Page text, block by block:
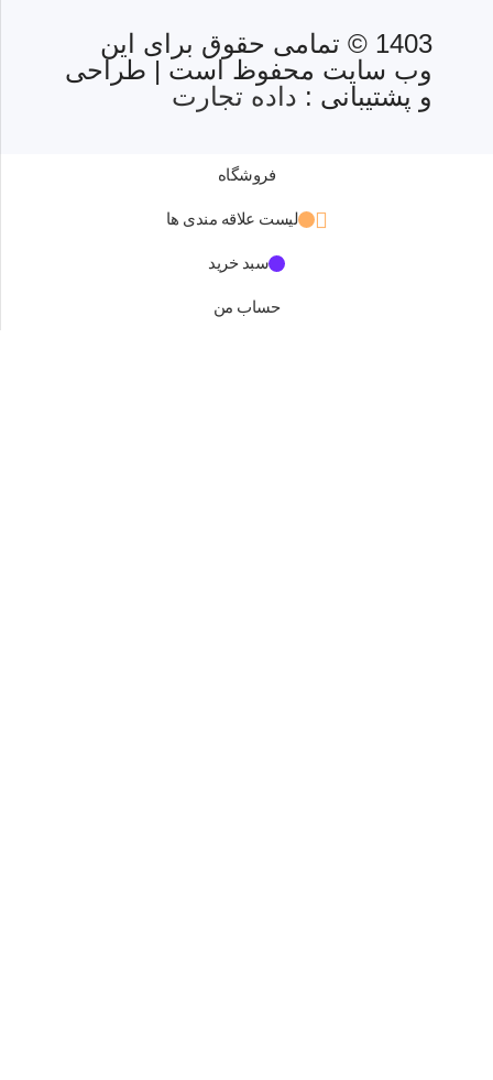
1403 © تمامی حقوق برای این
وب سایت محفوظ است | طراحی
و پشتیبانی : داده تجارت
فروشگاه
لیست علاقه مندی ها
سبد خرید
حساب من